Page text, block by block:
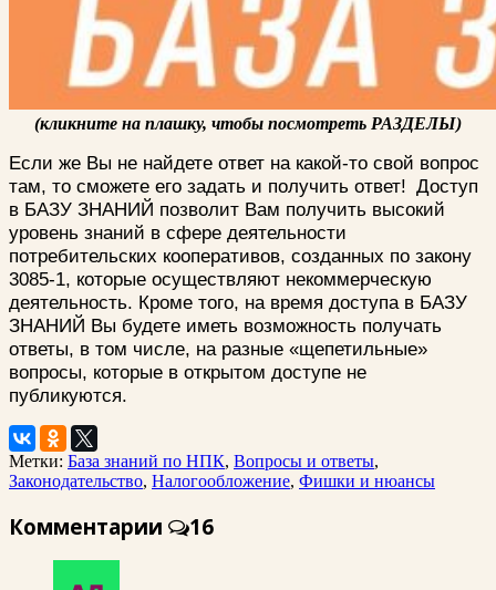
(кликните на плашку, чтобы посмотреть РАЗДЕЛЫ)
Если же Вы не найдете ответ на какой-то свой вопрос
там, то сможете его задать и получить ответ! Доступ
в БАЗУ ЗНАНИЙ позволит Вам получить высокий
уровень знаний в сфере деятельности
потребительских кооперативов, созданных по закону
3085-1, которые осуществляют некоммерческую
деятельность. Кроме того, на время доступа в БАЗУ
ЗНАНИЙ Вы будете иметь возможность получать
ответы, в том числе, на разные «щепетильные»
вопросы, которые в открытом доступе не
публикуются.
Метки: База знаний по НПК, Вопросы и ответы,
Законодательство, Налогообложение, Фишки и нюансы
Комментарии 16